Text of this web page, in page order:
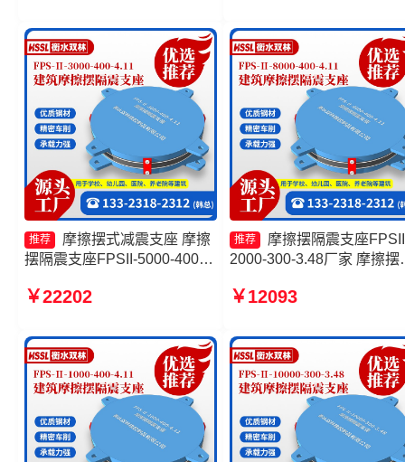
FPSII-6000-350-3.81
350-3.81
推荐
摩擦摆式减震支座 摩擦
摆隔震支座FPSII-5000-400-
FPSII-9000-400-4.11厂家
工厂
￥22202
推荐
摩擦摆隔震支座
2000-300-3.48厂家 摩擦摆
生产厂家 摩擦摆隔震支座
家 摩擦摆式隔震支座
￥12093